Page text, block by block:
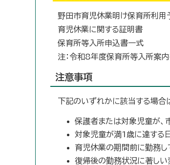
野田市育児休業明け保育所利用
育児休業に関する証明書
保育所等入所申込書一式
注：令和8年度保育所等入所案
注意事項
下記のいずれかに該当する場合
保護者または対象児童が、
対象児童が満1歳に達する
育児休業の期間前に勤務
復帰後の勤務状況に著しい